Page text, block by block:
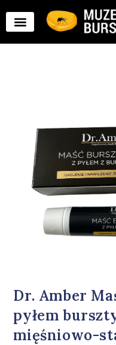
Dr. Amber
pyłem
mięśniowo-